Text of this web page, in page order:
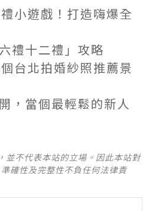
小遊戲！打造嗨爆全
禮十二禮」攻略
台北拍婚紗照推薦景
，當個最輕鬆的新人
並不代表本站的立場。因此本站對
確性及完整性不負任何法律責